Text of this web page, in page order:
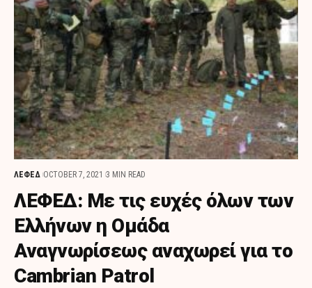
ΛΕΦΕΔ OCTOBER 7, 2021 3 MIN READ
ΛΕΦΕΔ: Με τις ευχές όλων των
Ελλήνων η Ομάδα
Αναγνωρίσεως αναχωρεί για το
Cambrian Patrol